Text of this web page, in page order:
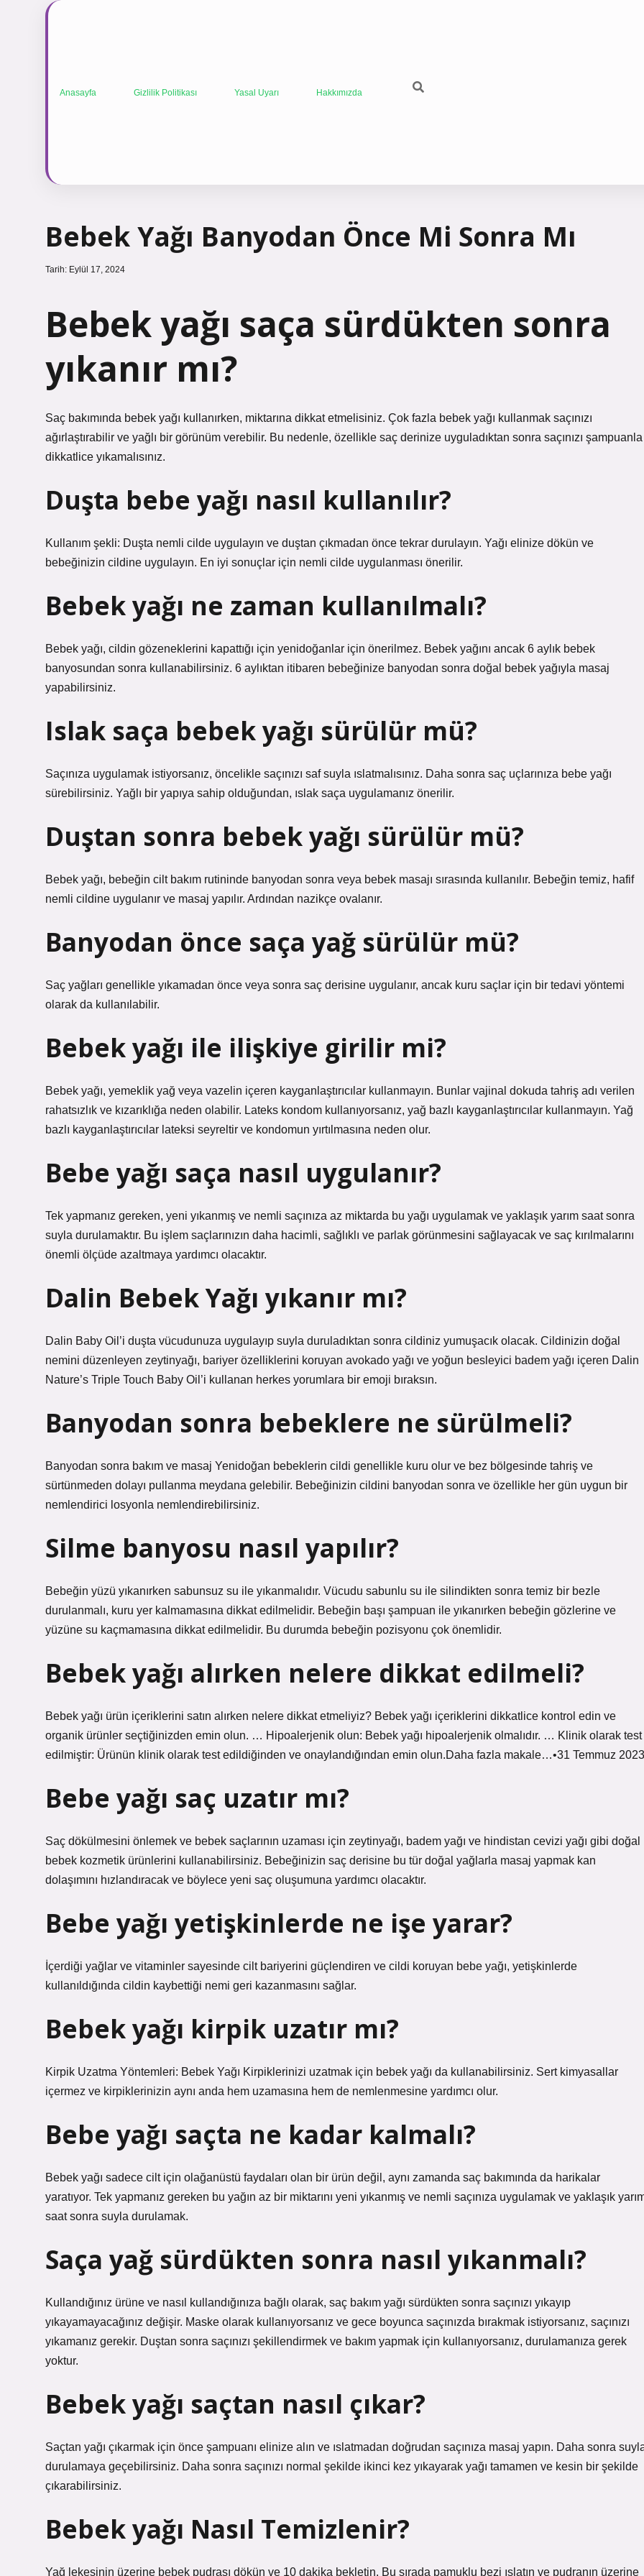
Anasayfa Gizlilik Politikası Yasal Uyarı Hakkımızda
Bebek Yağı Banyodan Önce Mi Sonra Mı
Tarih: Eylül 17, 2024
Bebek yağı saça sürdükten sonra
yıkanır mı?
Saç bakımında bebek yağı kullanırken, miktarına dikkat etmelisiniz. Çok fazla bebek yağı kullanmak saçınızı
ağırlaştırabilir ve yağlı bir görünüm verebilir. Bu nedenle, özellikle saç derinize uyguladıktan sonra saçınızı şampuanla
dikkatlice yıkamalısınız.
Duşta bebe yağı nasıl kullanılır?
Kullanım şekli: Duşta nemli cilde uygulayın ve duştan çıkmadan önce tekrar durulayın. Yağı elinize dökün ve
bebeğinizin cildine uygulayın. En iyi sonuçlar için nemli cilde uygulanması önerilir.
Bebek yağı ne zaman kullanılmalı?
Bebek yağı, cildin gözeneklerini kapattığı için yenidoğanlar için önerilmez. Bebek yağını ancak 6 aylık bebek
banyosundan sonra kullanabilirsiniz. 6 aylıktan itibaren bebeğinize banyodan sonra doğal bebek yağıyla masaj
yapabilirsiniz.
Islak saça bebek yağı sürülür mü?
Saçınıza uygulamak istiyorsanız, öncelikle saçınızı saf suyla ıslatmalısınız. Daha sonra saç uçlarınıza bebe yağı
sürebilirsiniz. Yağlı bir yapıya sahip olduğundan, ıslak saça uygulamanız önerilir.
Duştan sonra bebek yağı sürülür mü?
Bebek yağı, bebeğin cilt bakım rutininde banyodan sonra veya bebek masajı sırasında kullanılır. Bebeğin temiz, hafif
nemli cildine uygulanır ve masaj yapılır. Ardından nazikçe ovalanır.
Banyodan önce saça yağ sürülür mü?
Saç yağları genellikle yıkamadan önce veya sonra saç derisine uygulanır, ancak kuru saçlar için bir tedavi yöntemi
olarak da kullanılabilir.
Bebek yağı ile ilişkiye girilir mi?
Bebek yağı, yemeklik yağ veya vazelin içeren kayganlaştırıcılar kullanmayın. Bunlar vajinal dokuda tahriş adı verilen
rahatsızlık ve kızarıklığa neden olabilir. Lateks kondom kullanıyorsanız, yağ bazlı kayganlaştırıcılar kullanmayın. Yağ
bazlı kayganlaştırıcılar lateksi seyreltir ve kondomun yırtılmasına neden olur.
Bebe yağı saça nasıl uygulanır?
Tek yapmanız gereken, yeni yıkanmış ve nemli saçınıza az miktarda bu yağı uygulamak ve yaklaşık yarım saat sonra
suyla durulamaktır. Bu işlem saçlarınızın daha hacimli, sağlıklı ve parlak görünmesini sağlayacak ve saç kırılmalarını
önemli ölçüde azaltmaya yardımcı olacaktır.
Dalin Bebek Yağı yıkanır mı?
Dalin Baby Oil’i duşta vücudunuza uygulayıp suyla duruladıktan sonra cildiniz yumuşacık olacak. Cildinizin doğal
nemini düzenleyen zeytinyağı, bariyer özelliklerini koruyan avokado yağı ve yoğun besleyici badem yağı içeren Dalin
Nature’s Triple Touch Baby Oil’i kullanan herkes yorumlara bir emoji bıraksın.
Banyodan sonra bebeklere ne sürülmeli?
Banyodan sonra bakım ve masaj Yenidoğan bebeklerin cildi genellikle kuru olur ve bez bölgesinde tahriş ve
sürtünmeden dolayı pullanma meydana gelebilir. Bebeğinizin cildini banyodan sonra ve özellikle her gün uygun bir
nemlendirici losyonla nemlendirebilirsiniz.
Silme banyosu nasıl yapılır?
Bebeğin yüzü yıkanırken sabunsuz su ile yıkanmalıdır. Vücudu sabunlu su ile silindikten sonra temiz bir bezle
durulanmalı, kuru yer kalmamasına dikkat edilmelidir. Bebeğin başı şampuan ile yıkanırken bebeğin gözlerine ve
yüzüne su kaçmamasına dikkat edilmelidir. Bu durumda bebeğin pozisyonu çok önemlidir.
Bebek yağı alırken nelere dikkat edilmeli?
Bebek yağı ürün içeriklerini satın alırken nelere dikkat etmeliyiz? Bebek yağı içeriklerini dikkatlice kontrol edin ve
organik ürünler seçtiğinizden emin olun. … Hipoalerjenik olun: Bebek yağı hipoalerjenik olmalıdır. … Klinik olarak test
edilmiştir: Ürünün klinik olarak test edildiğinden ve onaylandığından emin olun.Daha fazla makale…•31 Temmuz 2023
Bebe yağı saç uzatır mı?
Saç dökülmesini önlemek ve bebek saçlarının uzaması için zeytinyağı, badem yağı ve hindistan cevizi yağı gibi doğal
bebek kozmetik ürünlerini kullanabilirsiniz. Bebeğinizin saç derisine bu tür doğal yağlarla masaj yapmak kan
dolaşımını hızlandıracak ve böylece yeni saç oluşumuna yardımcı olacaktır.
Bebe yağı yetişkinlerde ne işe yarar?
İçerdiği yağlar ve vitaminler sayesinde cilt bariyerini güçlendiren ve cildi koruyan bebe yağı, yetişkinlerde
kullanıldığında cildin kaybettiği nemi geri kazanmasını sağlar.
Bebek yağı kirpik uzatır mı?
Kirpik Uzatma Yöntemleri: Bebek Yağı Kirpiklerinizi uzatmak için bebek yağı da kullanabilirsiniz. Sert kimyasallar
içermez ve kirpiklerinizin aynı anda hem uzamasına hem de nemlenmesine yardımcı olur.
Bebe yağı saçta ne kadar kalmalı?
Bebek yağı sadece cilt için olağanüstü faydaları olan bir ürün değil, aynı zamanda saç bakımında da harikalar
yaratıyor. Tek yapmanız gereken bu yağın az bir miktarını yeni yıkanmış ve nemli saçınıza uygulamak ve yaklaşık
saat sonra suyla durulamak.
Saça yağ sürdükten sonra nasıl yıkanmalı?
Kullandığınız ürüne ve nasıl kullandığınıza bağlı olarak, saç bakım yağı sürdükten sonra saçınızı yıkayıp
yıkayamayacağınız değişir. Maske olarak kullanıyorsanız ve gece boyunca saçınızda bırakmak istiyorsanız, saçınızı
yıkamanız gerekir. Duştan sonra saçınızı şekillendirmek ve bakım yapmak için kullanıyorsanız, durulamanıza gerek
yoktur.
Bebek yağı saçtan nasıl çıkar?
Saçtan yağı çıkarmak için önce şampuanı elinize alın ve ıslatmadan doğrudan saçınıza masaj yapın. Daha sonra
durulamaya geçebilirsiniz. Daha sonra saçınızı normal şekilde ikinci kez yıkayarak yağı tamamen ve kesin bir şekilde
çıkarabilirsiniz.
Bebek yağı Nasıl Temizlenir?
Yağ lekesinin üzerine bebek pudrası dökün ve 10 dakika bekletin. Bu sırada pamuklu bezi ıslatın ve pudranın üzerine